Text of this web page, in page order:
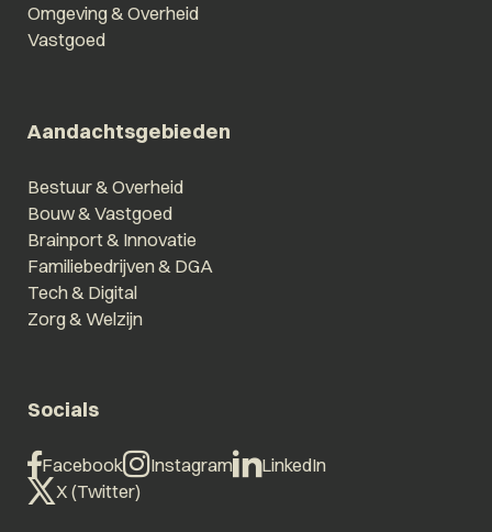
Omgeving & Overheid
Vastgoed
Aandachtsgebieden
Bestuur & Overheid
Bouw & Vastgoed
Brainport & Innovatie
Familiebedrijven & DGA
Tech & Digital
Zorg & Welzijn
Socials
Facebook Instagram
LinkedIn
X (Twitter)